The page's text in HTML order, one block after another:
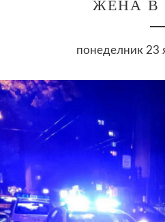
ЖЕНА В
понеделник 23